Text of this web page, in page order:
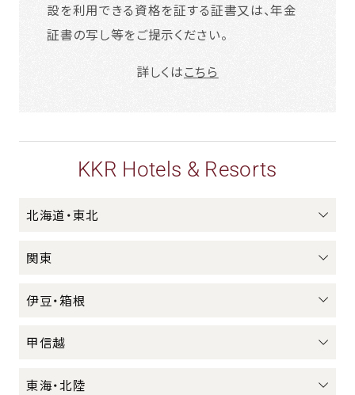
設を利用できる資格を証する証書又は、年金
証書の写し等をご提示ください。
詳しくはこちら
KKR Hotels & Resorts
北海道・東北
関東
伊豆・箱根
甲信越
東海・北陸